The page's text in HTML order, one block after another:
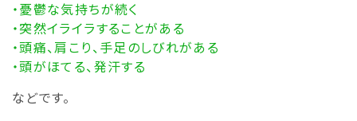
・憂鬱な気持ちが続く
・突然イライラすることがある
・頭痛、肩こり、手足のしびれがある
・頭がほてる、発汗する
などです。